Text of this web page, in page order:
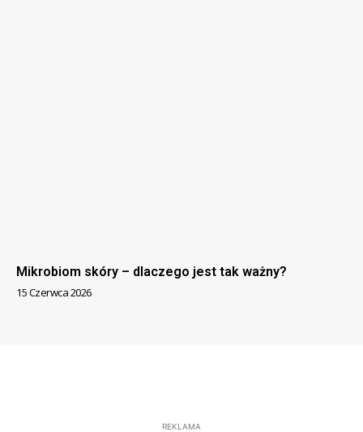
Mikrobiom skóry – dlaczego jest tak ważny?
15 Czerwca 2026
REKLAMA